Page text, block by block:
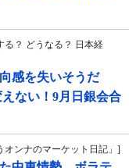
る？ どうなる？ 日本経
感を失いそうだ
ない！9月日銀会合
ンナのマーケット日記」]